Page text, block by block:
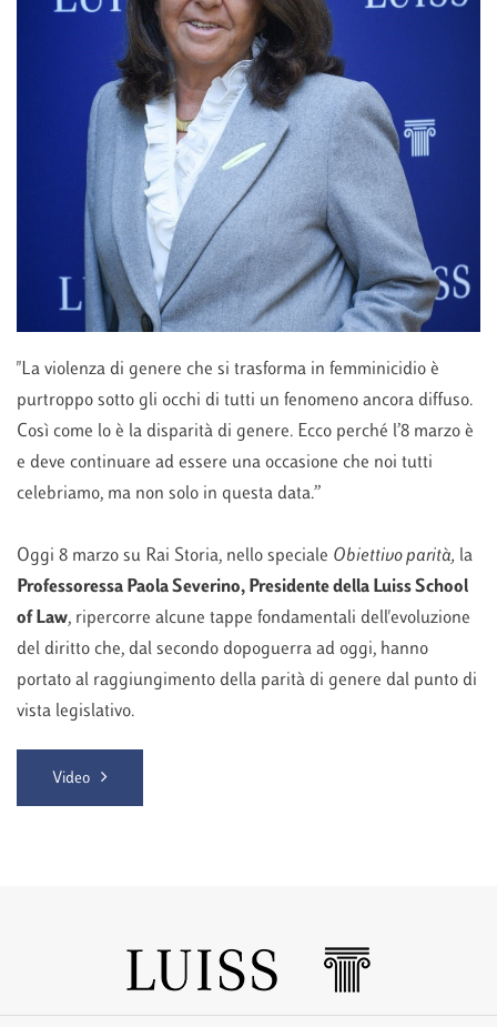
"La violenza di genere che si trasforma in femminicidio è
purtroppo sotto gli occhi di tutti un fenomeno ancora diffuso.
Così come lo è la disparità di genere. Ecco perché l’8 marzo è
e deve continuare ad essere una occasione che noi tutti
celebriamo, ma non solo in questa data.”
Oggi 8 marzo su Rai Storia, nello speciale Obiettivo parità,la
Professoressa Paola Severino, Presidente della Luiss School
of Law, ripercorre alcune tappe fondamentali dell'evoluzione
del diritto che, dal secondo dopoguerra ad oggi, hanno
portato al raggiungimento della parità di genere dal punto di
vista legislativo.
Video